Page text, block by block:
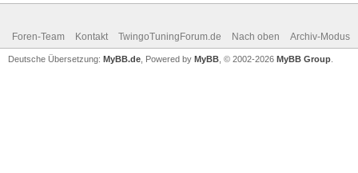
Foren-Team Kontakt TwingoTuningForum.de Nach oben Archiv-Modus
Deutsche Übersetzung: MyBB.de , Powered by MyBB , © 2002-2026 MyBB Group